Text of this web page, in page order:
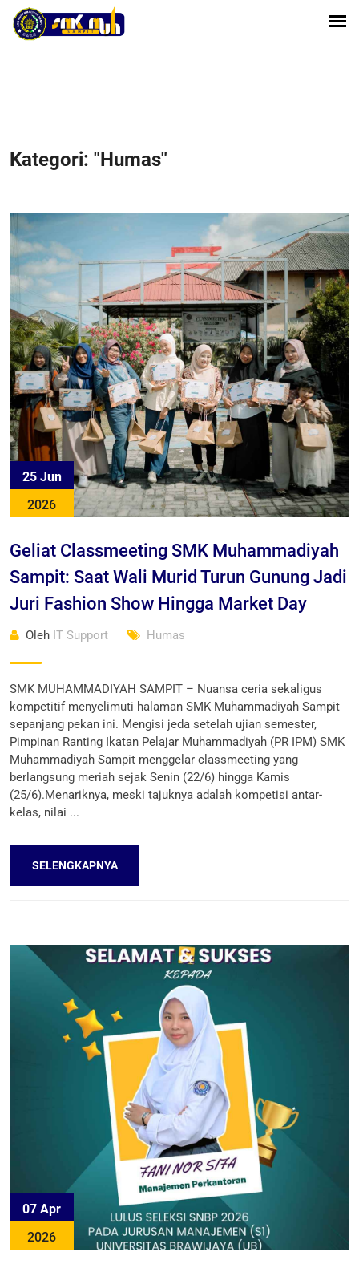
Kategori: "Humas"
25 Jun
2026
Geliat Classmeeting SMK Muhammadiyah
Sampit: Saat Wali Murid Turun Gunung Jadi
Juri Fashion Show Hingga Market Day
Oleh IT Support Humas
SMK MUHAMMADIYAH SAMPIT – Nuansa ceria sekaligus
kompetitif menyelimuti halaman SMK Muhammadiyah Sampit
sepanjang pekan ini. Mengisi jeda setelah ujian semester,
Pimpinan Ranting Ikatan Pelajar Muhammadiyah (PR IPM) SMK
Muhammadiyah Sampit menggelar classmeeting yang
berlangsung meriah sejak Senin (22/6) hingga Kamis
(25/6).Menariknya, meski tajuknya adalah kompetisi antar-
kelas, nilai ...
SELENGKAPNYA
07 Apr
2026